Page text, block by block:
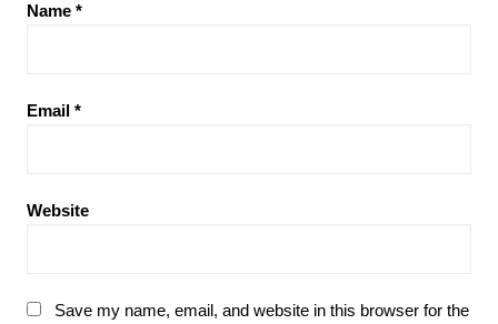
Name *
Email *
Website
Save my name, email, and website in this browser for the